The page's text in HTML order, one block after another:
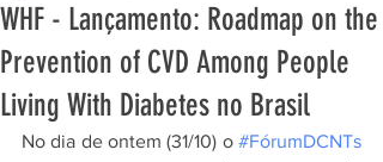
WHF - Lançamento: Roadmap on the
Prevention of CVD Among People
Living With Diabetes no Brasil
No dia de ontem (31/10) o #FórumDCNTs